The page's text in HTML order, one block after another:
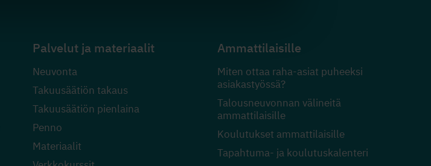
Palvelut ja materiaalit
Neuvonta
Takuusäätiön takaus
Takuusäätiön pienlaina
Penno
Materiaalit
Ammattilaisille
Miten ottaa raha-asiat puheeksi
asiakastyössä?
Talousneuvonnan välineitä
ammattilaisille
Koulutukset ammattilaisille
Tapahtuma- ja koulutuskalenteri